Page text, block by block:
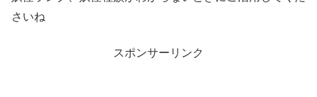
さいね
スポンサーリンク